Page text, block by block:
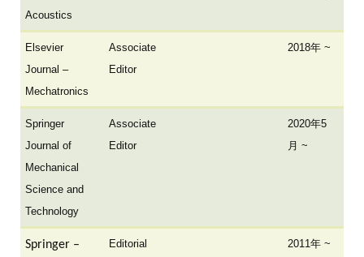
Acoustics
Elsevier
Journal –
Mechatronics
Associate
Editor
2018年 ~
Springer
Journal of
Mechanical
Science and
Technology
Associate
Editor
2020年5
月 ~
Springer – Editorial 2011年 ~